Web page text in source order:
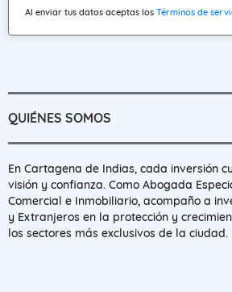
Al enviar tus datos aceptas los Términos de
QUIÉNES SOMOS
En Cartagena de Indias, cada inversión
visión y confianza. Como Abogada
Comercial e Inmobiliario, acompaño a
y Extranjeros en la protección y
los sectores más exclusivos de la ciudad.